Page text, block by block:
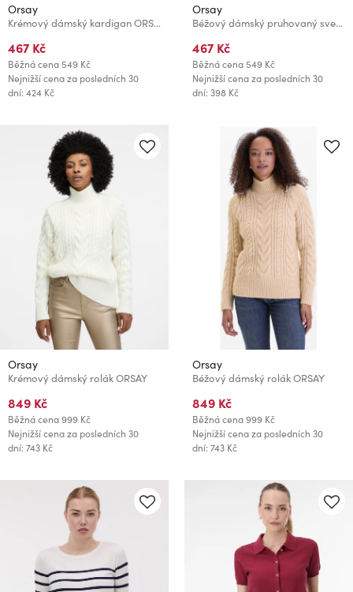
Orsay
Krémový dámský kardigan ORSAY
467 Kč
Běžná cena549 Kč
Nejnižší cena za posledních 30
dní: 424 Kč
Orsay
Béžový dámský pruhovaný svetr ORSAY
467 Kč
Běžná cena549 Kč
Nejnižší cena za posledních 30
dní: 398 Kč
Orsay
Krémový dámský rolák ORSAY
849 Kč
Běžná cena999 Kč
Nejnižší cena za posledních 30
dní: 743 Kč
Orsay
Béžový dámský rolák ORSAY
849 Kč
Běžná cena999 Kč
Nejnižší cena za posledních 30
dní: 743 Kč